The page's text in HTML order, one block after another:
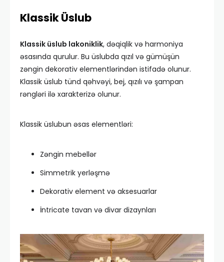
Klassik Üslub
Klassik üslub lakoniklik, dəqiqlik və harmoniya
əsasında qurulur. Bu üslubda qızıl və gümüşün
zəngin dekorativ elementlərindən istifadə olunur.
Klassik üslub tünd qəhvəyi, bej, qızılı və şampan
rəngləri ilə xarakterizə olunur.
Klassik üslubun əsas elementləri:
Zəngin mebellər
Simmetrik yerləşmə
Dekorativ element və aksesuarlar
İntricate tavan və divar dizaynları